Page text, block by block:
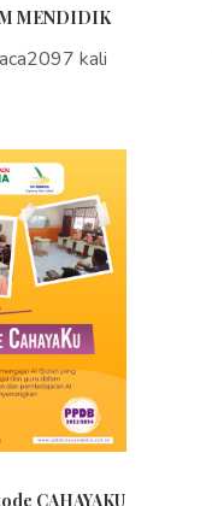
MENDIDIK
kali
CAHAYAKU